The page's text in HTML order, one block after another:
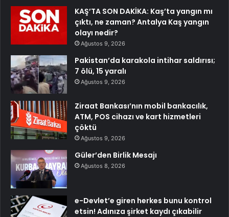
KAŞ’TA SON DAKİKA: Kaş’ta yangın mı
çıktı, ne zaman? Antalya Kaş yangın
olayı nedir?
Ağustos 9, 2026
Pakistan’da karakola intihar saldırısı;
7 ölü, 15 yaralı
Ağustos 9, 2026
Ziraat Bankası’nın mobil bankacılık,
ATM, POS cihazı ve kart hizmetleri
çöktü
Ağustos 9, 2026
Güler’den Birlik Mesajı
Ağustos 8, 2026
e-Devlet’e giren herkes bunu kontrol
etsin! Adınıza şirket kaydı çıkabilir